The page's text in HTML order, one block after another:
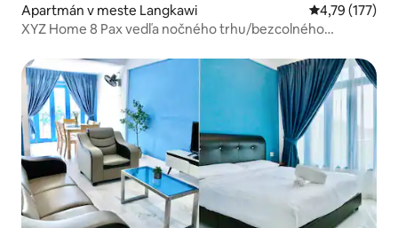
Apartmán v meste Langkawi Priemerné
4,79 (177)
XYZ Home 8 Pax vedľa nočného trhu/bezcolného